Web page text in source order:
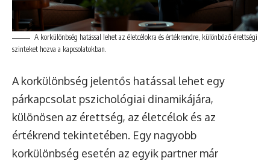
A korkülönbség hatással lehet az életcélokra és értékrendre, különböző érettségi
szinteket hozva a kapcsolatokban.
A korkülönbség jelentős hatással lehet egy
párkapcsolat pszichológiai dinamikájára,
különösen az érettség, az életcélok és az
értékrend tekintetében. Egy nagyobb
korkülönbség esetén az egyik partner már